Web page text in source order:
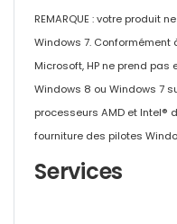
REMARQUE : votre produit
Windows 7.
Microsoft, HP ne prend pas
Windows 8 ou Windows 7
processeurs AMD et Intel®
fourniture des pilotes
Services